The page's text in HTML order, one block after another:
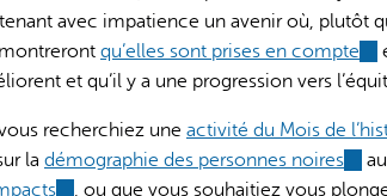
avec impatience un avenir où, plutôt
qu’elles sont prises en compte
is
et qu’il y a une progression vers
recherchiez une activité du Mois de
la démographie des personnes noires (link
is
(link
, ou que vous souhaitiez vous